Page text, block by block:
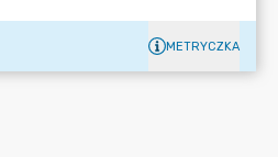
METRYCZKA